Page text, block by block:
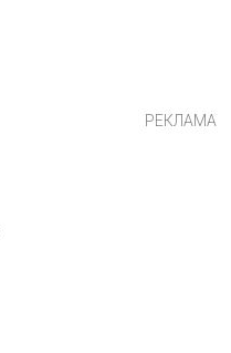
РЕКЛАМА